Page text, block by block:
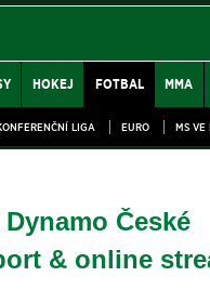
HOKEJ FOTBAL MMA
LIGA EURO MS VE
České
& online